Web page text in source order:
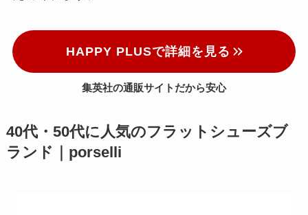
HAPPY PLUSで詳細を見る
集英社の通販サイトだから安心
40代・50代に人気のフラットシューズブ
ランド｜porselli